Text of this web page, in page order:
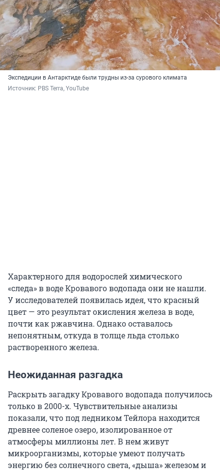
Экспедиции в Антарктиде были трудны из-за сурового климата
Источник: PBS Terra, YouTube
Характерного для водорослей химического
«следа» в воде Кровавого водопада они не нашли.
У исследователей появилась идея, что красный
цвет — это результат окисления железа в воде,
почти как ржавчина. Однако оставалось
непонятным, откуда в толще льда столько
растворенного железа.
Неожиданная разгадка
Раскрыть загадку Кровавого водопада получилось
только в 2000-х. Чувствительные анализы
показали, что под ледником Тейлора находится
древнее соленое озеро, изолированное от
атмосферы миллионы лет. В нем живут
микроорганизмы, которые умеют получать
энергию без солнечного света, «дыша» железом и